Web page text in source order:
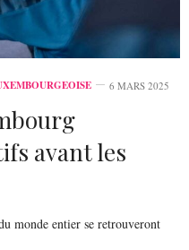
6 MARS 2025
avant les
monde entier se retrouveront